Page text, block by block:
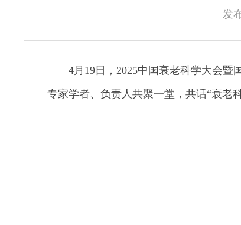
发
4月19日，2025中国衰老科学大会
专家学者、负责人共聚一堂，共话“衰老科